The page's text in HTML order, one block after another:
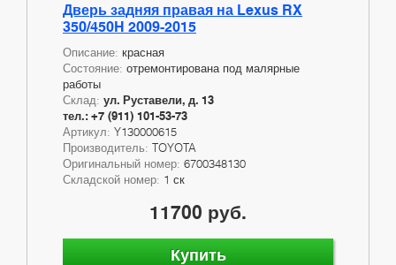
Дверь задняя правая на Lexus RX
350/450H 2009-2015
Описание: красная
Состояние: отремонтирована под малярные
работы
Склад: ул. Руставели, д. 13
тел.: +7 (911) 101-53-73
Артикул: Y130000615
Производитель: TOYOTA
Оригинальный номер: 6700348130
Складской номер: 1 ск
11700 руб.
Купить